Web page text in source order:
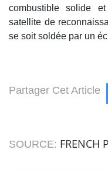
combustible solide
satellite de
se soit soldée par un
Partager Cet Article
SOURCE: FRENCH